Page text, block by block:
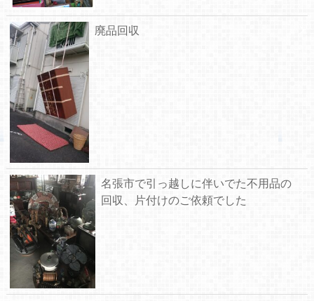
廃品回収
名張市で引っ越しに伴いでた不用品の
回収、片付けのご依頼でした